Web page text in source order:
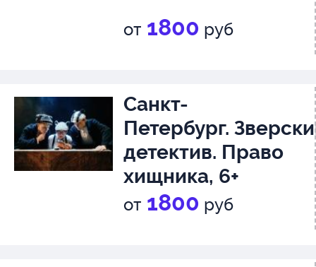
от 1800 руб
Санкт-
Петербург.
детектив. Право
хищника, 6+
от 1800 руб